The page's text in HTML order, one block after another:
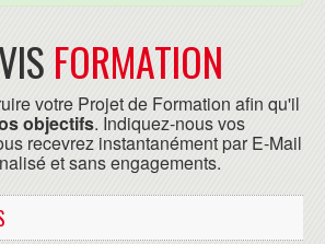
FORMATION
votre Projet de Formation afin qu'il
objectifs. Indiquez-nous vos
recevrez instantanément par E-Mail
et sans engagements.